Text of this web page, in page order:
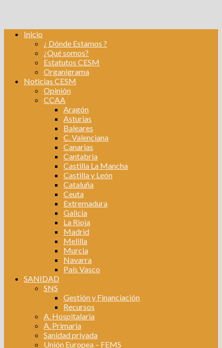
Inicio
¿ Dónde Estamos ?
¿Qué somos?
Estatutos CESM
Organigrama
Noticias CESM
Opinión
CCAA
Aragón
Asturias
Baleares
C. Valenciana
Canarias
Cantabria
Castilla La Mancha
Castilla y León
Cataluña
Ceuta
Extremadura
Galicia
La Rioja
Madrid
Melilla
Murcia
Navarra
País Vasco
SANIDAD
SNS
Gestión y Financiación
Recursos
A. Hospitalaria
A. Primaria
Sanidad privada
Unión Europea – FEMS